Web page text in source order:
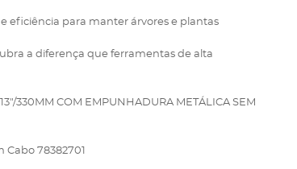
eficiência para manter árvores e plantas
a diferença que ferramentas de alta
330MM COM EMPUNHADURA METÁLICA SEM
78382701